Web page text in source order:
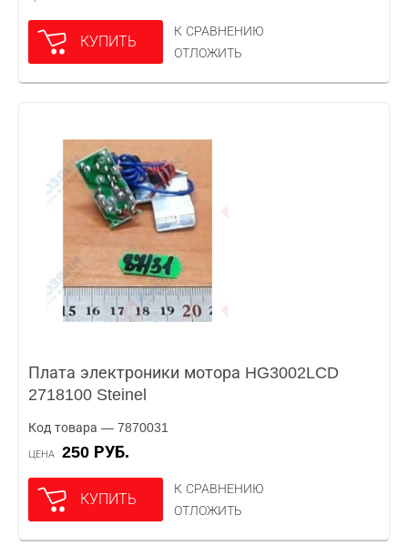
КУПИТЬ
К СРАВНЕНИЮ
ОТЛОЖИТЬ
Плата электроники мотора HG3002LCD
2718100 Steinel
Код товара — 7870031
ЦЕНА 250 РУБ.
КУПИТЬ
К СРАВНЕНИЮ
ОТЛОЖИТЬ